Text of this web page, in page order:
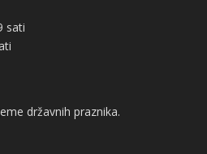
sati
državnih praznika.